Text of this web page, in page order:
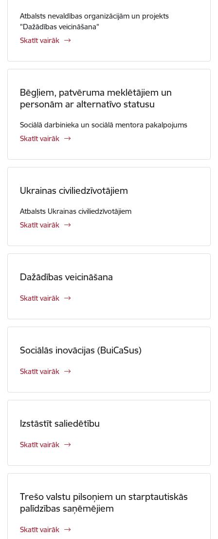
Atbalsts nevaldības organizācijām un projekts
"Dažādības veicināšana"
Skatīt vairāk
Bēgļiem, patvēruma meklētājiem un
personām ar alternatīvo statusu
Sociālā darbinieka un sociālā mentora pakalpojums
Skatīt vairāk
Ukrainas civiliedzīvotājiem
Atbalsts Ukrainas civiliedzīvotājiem
Skatīt vairāk
Dažādības veicināšana
Skatīt vairāk
Sociālās inovācijas (BuiCaSus)
Skatīt vairāk
Izstāstīt saliedētību
Skatīt vairāk
Trešo valstu pilsoņiem un starptautiskās
palīdzības saņēmējiem
Skatīt vairāk